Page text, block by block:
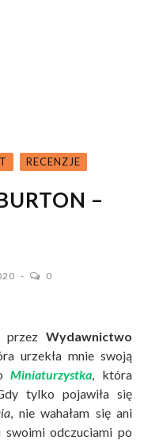
RECENZJE
–
0
przezWydawnictwo
urzekła mnie swoją
Miniaturzystka, która
tylko pojawiła się
, nie wahałam się ani
odczuciami po